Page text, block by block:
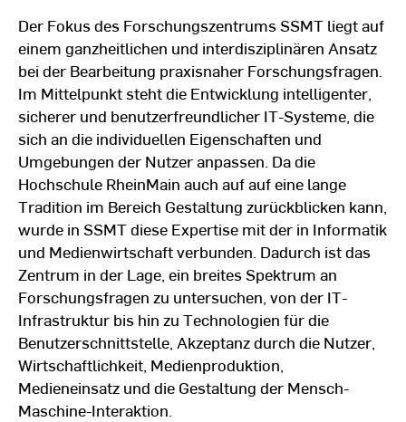
Der Fokus des Forschungszentrums SSMT liegt auf
einem ganzheitlichen und interdisziplinären Ansatz
bei der Bearbeitung praxisnaher Forschungsfragen.
Im Mittelpunkt steht die Entwicklung intelligenter,
sicherer und benutzerfreundlicher IT-Systeme, die
sich an die individuellen Eigenschaften und
Umgebungen der Nutzer anpassen. Da die
Hochschule RheinMain auch auf auf eine lange
Tradition im Bereich Gestaltung zurückblicken kann,
wurde in SSMT diese Expertise mit der in Informatik
und Medienwirtschaft verbunden. Dadurch ist das
Zentrum in der Lage, ein breites Spektrum an
Forschungsfragen zu untersuchen, von der IT-
Infrastruktur bis hin zu Technologien für die
Benutzerschnittstelle, Akzeptanz durch die Nutzer,
Wirtschaftlichkeit, Medienproduktion,
Medieneinsatz und die Gestaltung der Mensch-
Maschine-Interaktion.